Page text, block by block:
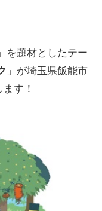
」を題材としたテー
」が埼玉県飯能市
す！